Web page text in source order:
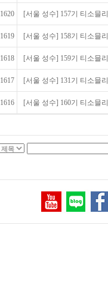
1620 [서울 성수] 157기 티소믈
1619 [서울 성수] 158기 티소믈
1618 [서울 성수] 159기 티소믈
1617 [서울 성수] 131기 티소믈
1616 [서울 성수] 160기 티소믈